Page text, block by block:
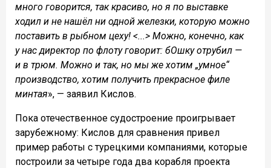
много говорится, так красиво, но я по выставке
ходил и не нашёл ни одной железки, которую можно
поставить в рыбном цеху! <...> Можно, конечно, как
у нас директор по флоту говорит: бОшку отрубил —
и в трюм. Можно и так, но мы же хотим „умное“
производство, хотим получить прекрасное филе
минтая», — заявил Кислов.
Пока отечественное судостроение проигрывает
зарубежному: Кислов для сравнения привел
пример работы с турецкими компаниями, которые
построили за четыре года два корабля проекта